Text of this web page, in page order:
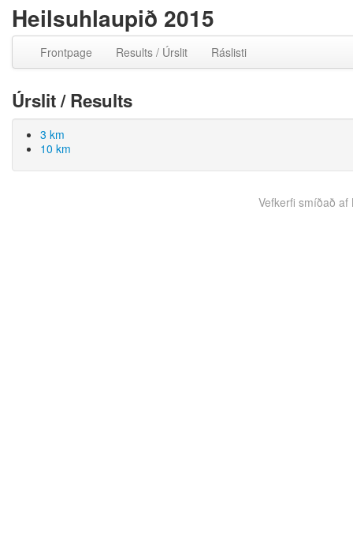
Heilsuhlaupið 2015
Frontpage Results / Úrslit Ráslisti
Úrslit / Results
3 km
10 km
Vefkerfi smíðað